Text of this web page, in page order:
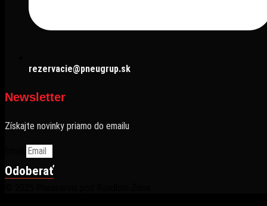
rezervacie@pneugrup.sk
Newsletter
Získajte novinky priamo do emailu
Odoberať